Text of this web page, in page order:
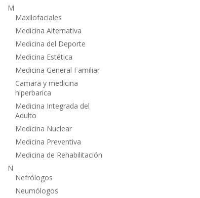
M
Maxilofaciales
Medicina Alternativa
Medicina del Deporte
Medicina Estética
Medicina General Familiar
Camara y medicina
hiperbarica
Medicina Integrada del
Adulto
Medicina Nuclear
Medicina Preventiva
Medicina de Rehabilitación
N
Nefrólogos
Neumólogos